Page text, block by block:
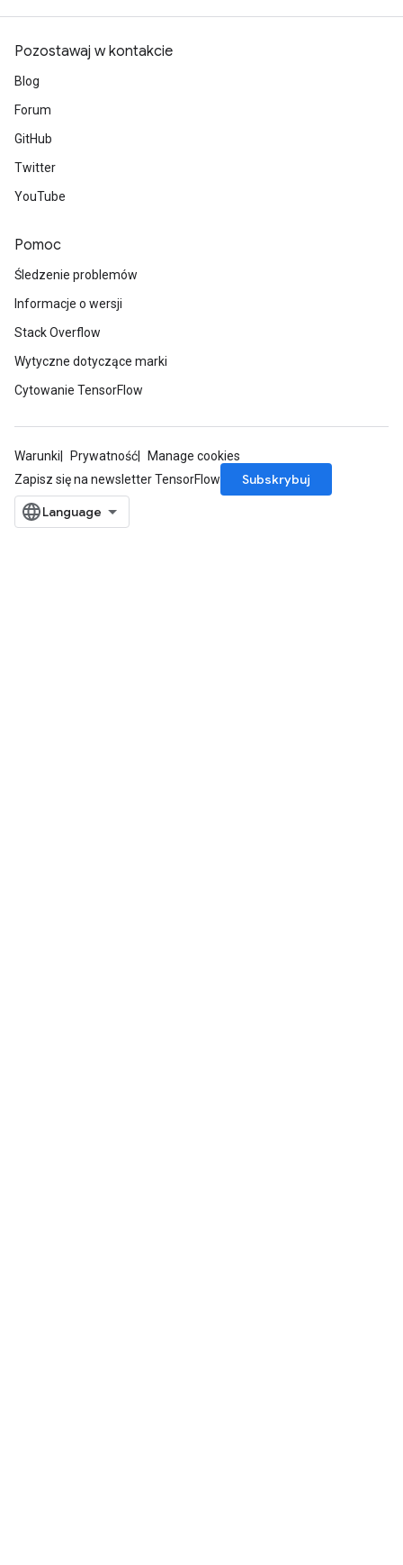
Pozostawaj w kontakcie
Blog
Forum
GitHub
Twitter
YouTube
Pomoc
Śledzenie problemów
Informacje o wersji
Stack Overflow
Wytyczne dotyczące marki
Cytowanie TensorFlow
Warunki Prywatność
Manage cookies
Zapisz się na newsletter TensorFlow
Subskrybuj